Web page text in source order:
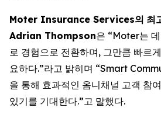
Moter Insurance Services의 최
Adrian Thompson은 “Moter는
로 경험으로 전환하며, 그만큼 빠르
요하다.”라고 밝히며 “Smart
을 통해 효과적인 옴니채널 고객 참
있기를 기대한다.”고 말했다.